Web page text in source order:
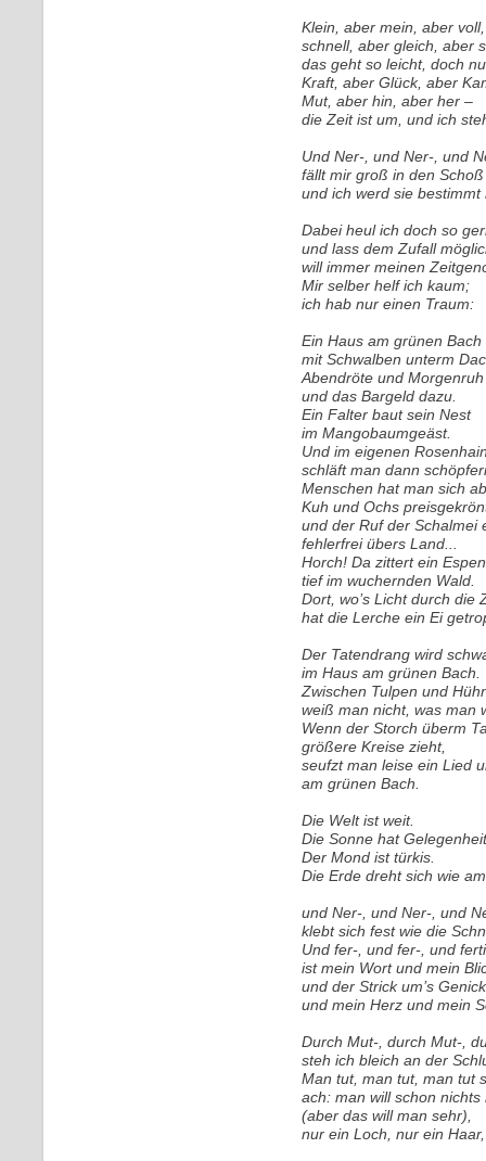
Klein, aber mein, aber
schnell, aber gleich, aber
das geht so leicht, doch
Kraft, aber Glück, aber
Mut, aber hin, aber her –
die Zeit ist um, und ich
Und Ner-, und Ner-, und
fällt mir groß in den
und ich werd sie bestimmt
Dabei heul ich doch so
und lass dem Zufall
will immer meinen
Mir selber helf ich kaum;
ich hab nur einen Traum:
Ein Haus am grünen Bach
mit Schwalben unterm
Abendröte und Morgenruh
und das Bargeld dazu.
Ein Falter baut sein Nest
im Mangobaumgeäst.
Und im eigenen
schläft man dann
Menschen hat man sich
Kuh und Ochs
und der Ruf der Schalmei
fehlerfrei übers Land...
Horch! Da zittert ein
tief im wuchernden Wald.
Dort, wo’s Licht durch die
hat die Lerche ein Ei
Der Tatendrang wird
im Haus am grünen Bach.
Zwischen Tulpen und
weiß man nicht, was man
Wenn der Storch überm
größere Kreise zieht,
seufzt man leise ein Lied
am grünen Bach.
Die Welt ist weit.
Die Sonne hat
Der Mond ist türkis.
Die Erde dreht sich wie
und Ner-, und Ner-, und
klebt sich fest wie die
Und fer-, und fer-, und
ist mein Wort und mein
und der Strick um’s Genick
und mein Herz und mein
Durch Mut-, durch Mut-,
steh ich bleich an der
Man tut, man tut, man tut
ach: man will schon nichts
(aber das will man sehr),
nur ein Loch, nur ein